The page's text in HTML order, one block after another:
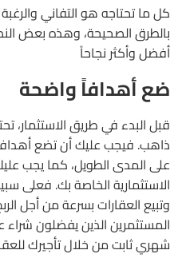
كل ما تحتاجه هو التفاني
بالطرق الصحيحة، وهذه بعض
أفضل وأكثر نجاحاً
ضع أهدافاً واضحة
قبل البدء في طريق الاستثمار،
ذاهب. فيجب عليك أن تضع
على المدى الطويل، كما يجب
الاستثمارية الخاصة بك. فعلى
وتبيع العقارات بسرعة من أجل
المستثمرين الذين يفضلون شراء
شهري ثابت من خلال تأجيرك